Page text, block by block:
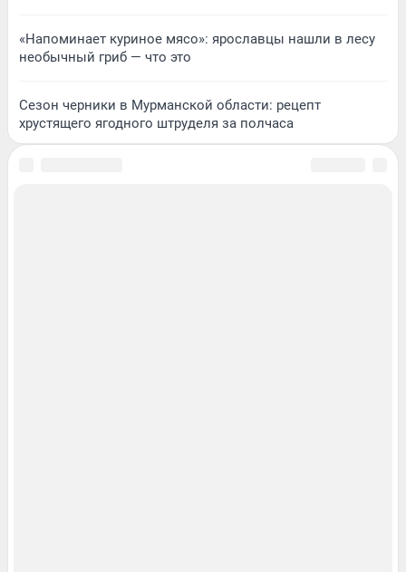
«Напоминает куриное мясо»: ярославцы нашли в лесу
необычный гриб — что это
Сезон черники в Мурманской области: рецепт
хрустящего ягодного штруделя за полчаса